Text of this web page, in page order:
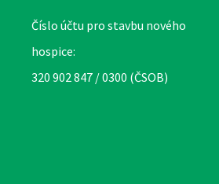
Číslo účtu pro stavbu nového
hospice:
320 902 847 / 0300 (ČSOB)